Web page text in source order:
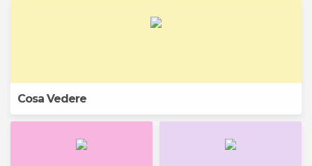
Cosa Vedere